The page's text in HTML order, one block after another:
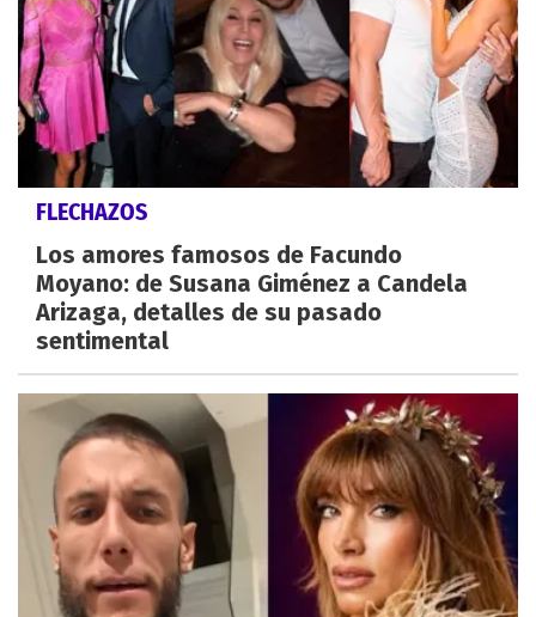
FLECHAZOS
Los amores famosos de Facundo
Moyano: de Susana Giménez a Candela
Arizaga, detalles de su pasado
sentimental